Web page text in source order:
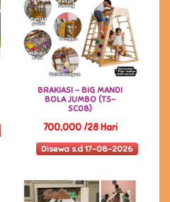
BRAKIASI - BIG MANDI
BOLA JUMBO (TS-
SC08)
700,000 /28 Hari
Disewa s.d 17-08-2026